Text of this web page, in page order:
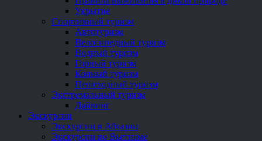
Укрытие
Спортивный туризм
Автотуризм
Велосипедный туризм
Водный туризм
Горный туризм
Конный туризм
Пешеходный туризм
Экстремальный туризм
Дайвинг
Экскурсии
Экскурсии в Абхазии
Экскурсии во Вьетнаме